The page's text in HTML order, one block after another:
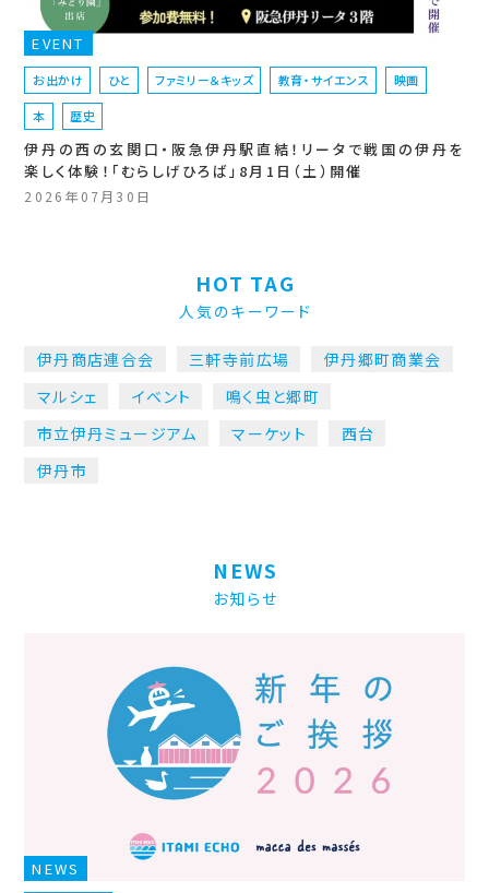
EVENT
お出かけ ひと ファミリー＆キッズ 教育・サイエンス 映画
本 歴史
伊丹の西の玄関口・阪急伊丹駅直結！リータで戦国の伊丹を
楽しく体験！「むらしげひろば」8月1日（土）開催
2026年07月30日
HOT TAG
人気のキーワード
伊丹商店連合会 三軒寺前広場
伊丹郷町商業会
マルシェ
イベント
鳴く虫と郷町
市立伊丹ミュージアム
マーケット
西台
伊丹市
NEWS
お知らせ
NEWS